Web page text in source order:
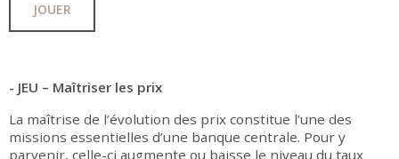
JOUER
- JEU – Maîtriser les prix
La maîtrise de l’évolution des prix constitue l’une des
missions essentielles d’une banque centrale. Pour y
parvenir, celle-ci augmente ou baisse le niveau du taux